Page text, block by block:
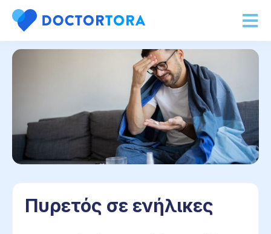
Πυρετός σε ενήλικες